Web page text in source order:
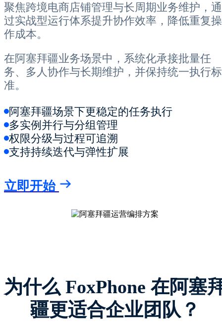
聚焦跨境电商店铺管理与长周期业务维护，通
过实战型运行体系提升协作效率，降低重复操
作成本。
在阿塞拜疆业务场景中，系统化承接批量任
务、多人协作与长期维护，并保持统一执行标
准。
阿塞拜疆场景下更稳定的任务执行
多实例并行与分组管理
权限分级与过程可追溯
支持持续迭代与弹性扩展
立即开始
为什么 FoxPhone 在阿塞
疆更适合企业团队？